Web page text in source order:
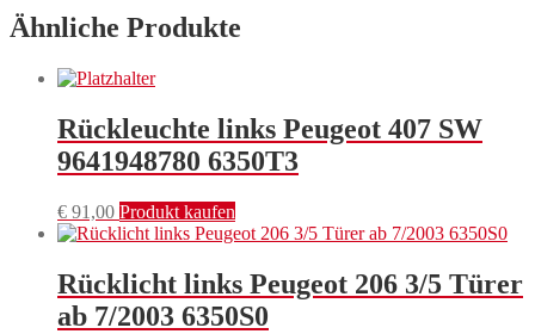
Ähnliche Produkte
Rückleuchte links Peugeot 407 SW
9641948780 6350T3
€ 91,00 Produkt kaufen
Rücklicht links Peugeot 206 3/5 Türer
ab 7/2003 6350S0